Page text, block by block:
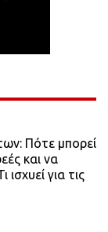
Πότε μπορεί
και να
ισχυεί για τις